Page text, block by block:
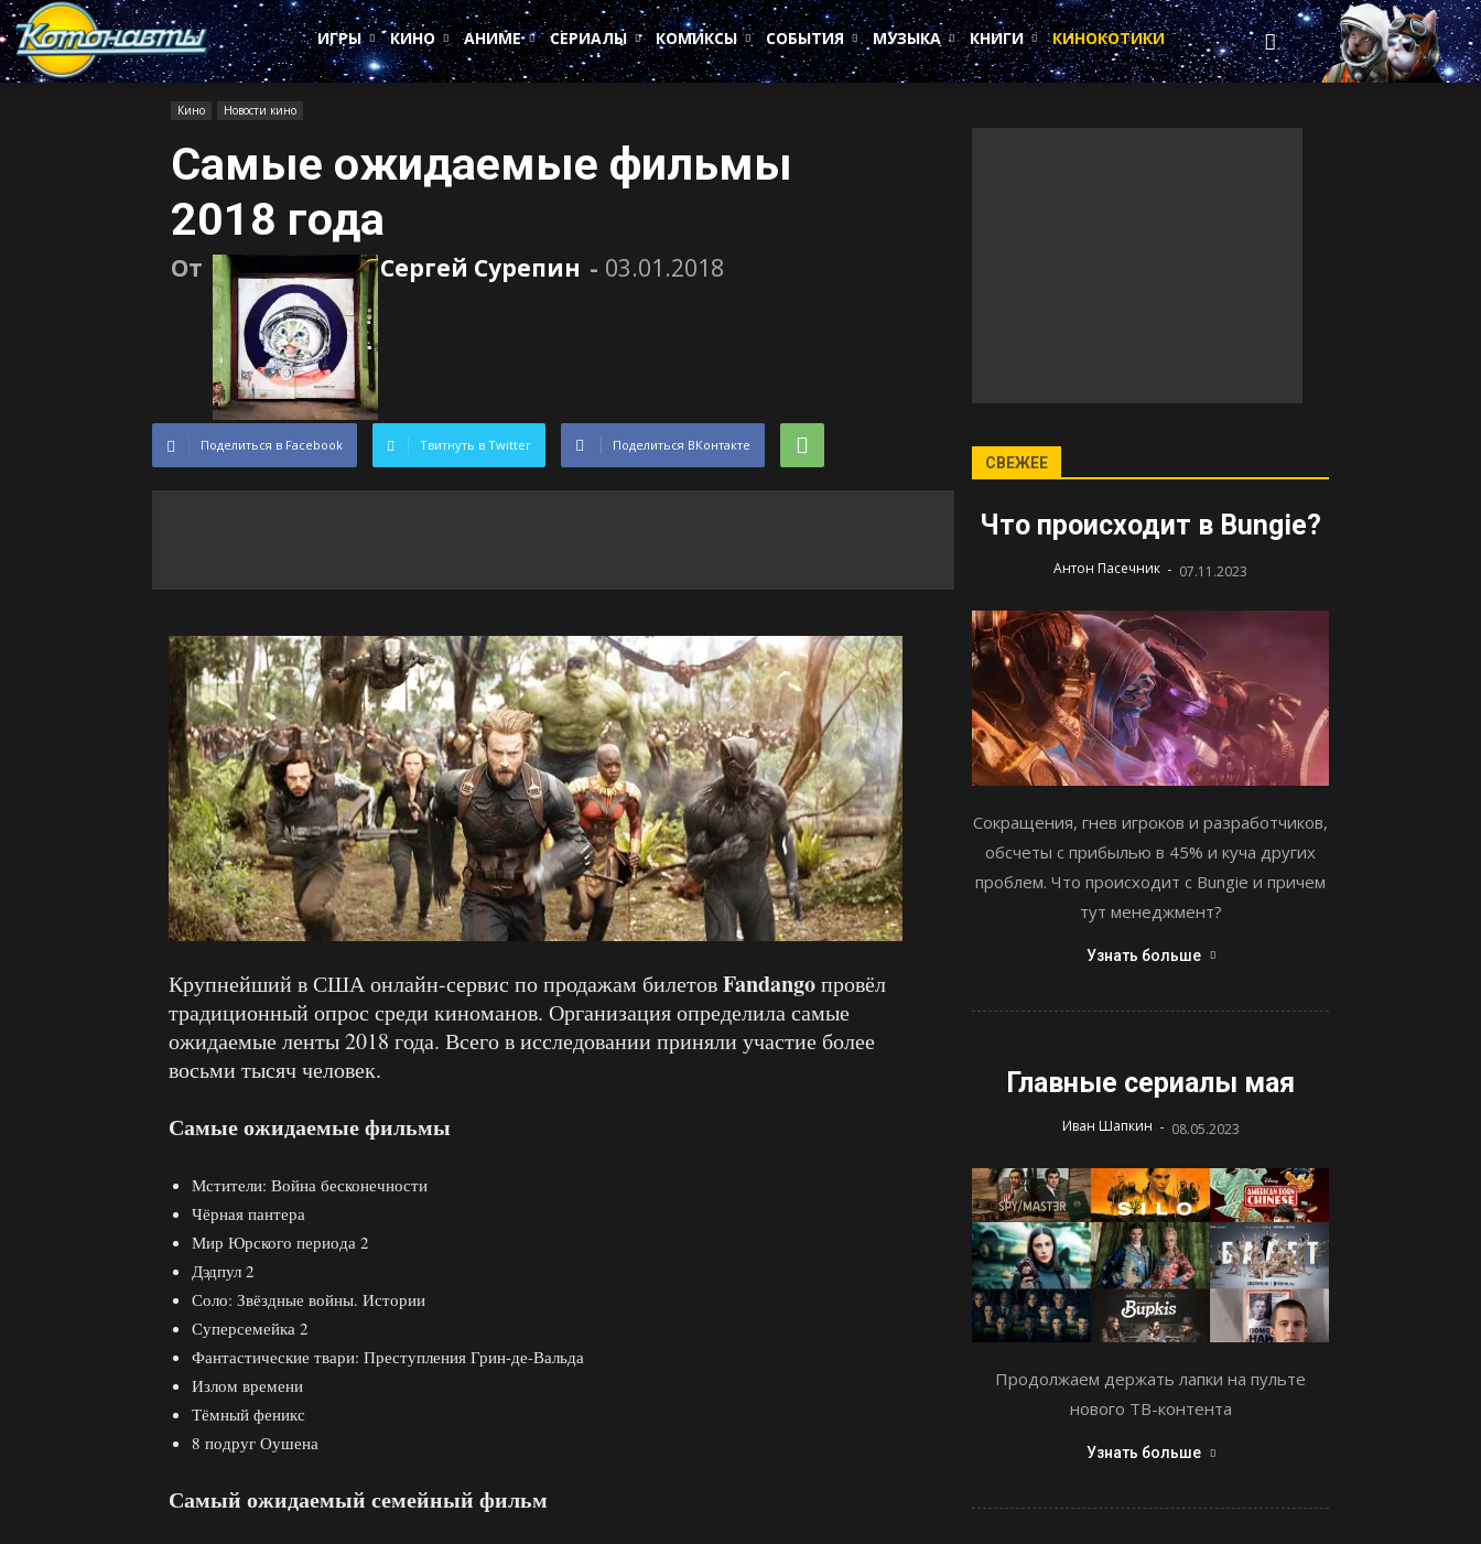
Котонавты
ИГРЫ
КИНО АНИМЕ СЕРИАЛЫ КОМИКСЫ СОБЫТИЯ МУЗЫКА КНИГИ КИНОКОТИКИ
Кино Новости кино
Самые ожидаемые фильмы
2018 года
От Сергей Сурепин - 03.01.2018
Поделиться в Facebook Твитнуть в Twitter Поделиться ВКонтакте
Крупнейший в США онлайн-сервис по продажам билетовFandangoпровёл
традиционный опрос среди киноманов. Организация определила самые
ожидаемые ленты 2018 года. Всего в исследовании приняли участие более
восьми тысяч человек.
Самые ожидаемые фильмы
Мстители: Война бесконечности
Чёрная пантера
Мир Юрского периода 2
Дэдпул 2
Соло: Звёздные войны. Истории
Суперсемейка 2
Фантастические твари: Преступления Грин-де-Вальда
Излом времени
Тёмный феникс
8 подруг Оушена
Самый ожидаемый семейный фильм
СВЕЖЕЕ
Что происходит в Bungie?
Антон Пасечник - 07.11.2023
Сокращения, гнев игроков и разработчиков,
обсчеты с прибылью в 45% и куча других
проблем. Что происходит с Bungie и причем
тут менеджмент?
Узнать больше
Главные сериалы мая
Иван Шапкин - 08.05.2023
Продолжаем держать лапки на пульте
нового ТВ-контента
Узнать больше